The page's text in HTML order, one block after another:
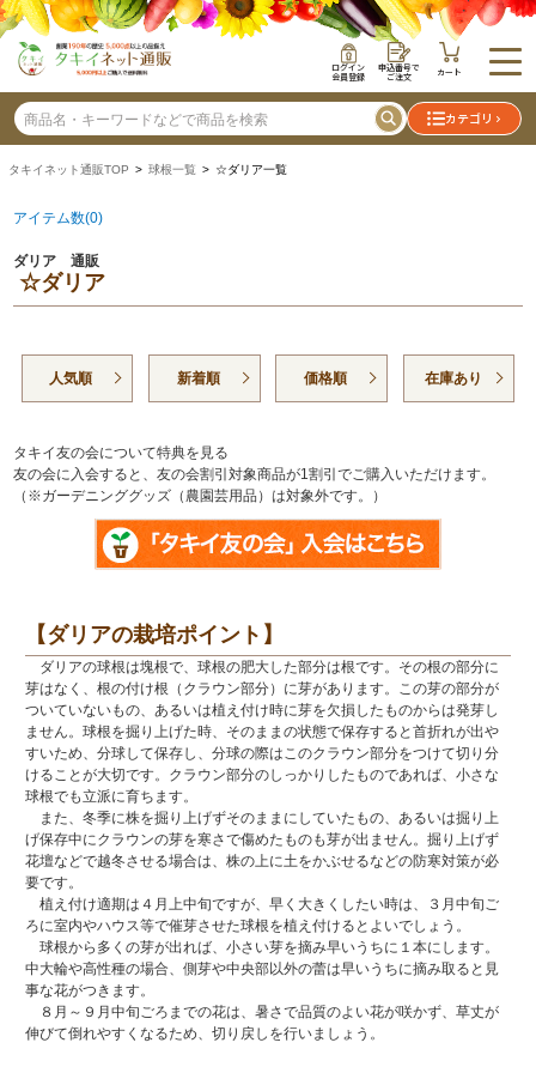
ログイン
会員登録
申込番号で
ご注文 カート
カテゴリ
タキイネット通販TOP > 球根一覧 > ☆ダリア一覧
アイテム数(0)
ダリア 通販
☆ダリア
人気順 新着順 価格順 在庫あり
タキイ友の会について特典を見る
友の会に入会すると、友の会割引対象商品が1割引でご購入いただけます。
（※ガーデニンググッズ（農園芸用品）は対象外です。）
【ダリアの栽培ポイント】
ダリアの球根は塊根で、球根の肥大した部分は根です。その根の部分に
芽はなく、根の付け根（クラウン部分）に芽があります。この芽の部分が
ついていないもの、あるいは植え付け時に芽を欠損したものからは発芽し
ません。球根を掘り上げた時、そのままの状態で保存すると首折れが出や
すいため、分球して保存し、分球の際はこのクラウン部分をつけて切り分
けることが大切です。クラウン部分のしっかりしたものであれば、小さな
球根でも立派に育ちます。
また、冬季に株を掘り上げずそのままにしていたもの、あるいは掘り上
げ保存中にクラウンの芽を寒さで傷めたものも芽が出ません。掘り上げず
花壇などで越冬させる場合は、株の上に土をかぶせるなどの防寒対策が必
要です。
植え付け適期は４月上中旬ですが、早く大きくしたい時は、３月中旬ご
ろに室内やハウス等で催芽させた球根を植え付けるとよいでしょう。
球根から多くの芽が出れば、小さい芽を摘み早いうちに１本にします。
中大輪や高性種の場合、側芽や中央部以外の蕾は早いうちに摘み取ると見
事な花がつきます。
８月～９月中旬ごろまでの花は、暑さで品質のよい花が咲かず、草丈が
伸びて倒れやすくなるため、切り戻しを行いましょう。